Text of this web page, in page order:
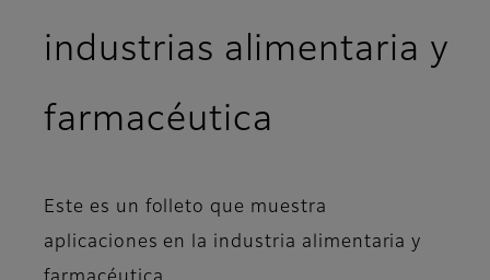
industrias alimentaria y
farmacéutica
Este es un folleto que muestra
aplicaciones en la industria alimentaria y